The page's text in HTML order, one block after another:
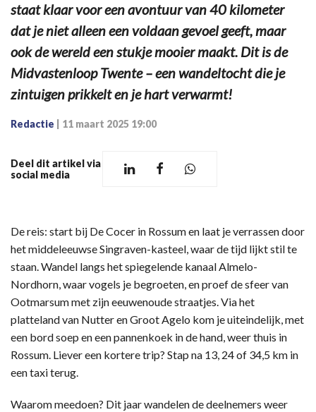
staat klaar voor een avontuur van 40 kilometer
dat je niet alleen een voldaan gevoel geeft, maar
ook de wereld een stukje mooier maakt. Dit is de
Midvastenloop Twente – een wandeltocht die je
zintuigen prikkelt en je hart verwarmt!
Redactie 11 maart 2025 19:00
Deel dit artikel via
social media
De reis: start bij De Cocer in Rossum en laat je verrassen door
het middeleeuwse Singraven-kasteel, waar de tijd lijkt stil te
staan. Wandel langs het spiegelende kanaal Almelo-
Nordhorn, waar vogels je begroeten, en proef de sfeer van
Ootmarsum met zijn eeuwenoude straatjes. Via het
platteland van Nutter en Groot Agelo kom je uiteindelijk, met
een bord soep en een pannenkoek in de hand, weer thuis in
Rossum. Liever een kortere trip? Stap na 13, 24 of 34,5 km in
een taxi terug.
Waarom meedoen? Dit jaar wandelen de deelnemers weer